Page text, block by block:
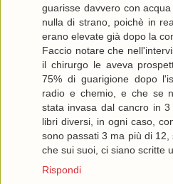
guarisse davvero con
nulla di strano, poichè in
erano elevate già dopo la
Faccio notare che
il chirurgo le aveva
75% di guarigione dopo
radio e chemio, e che se
stata invasa dal cancro in
libri diversi, in ogni caso,
sono passati 3 ma più di
che sui suoi, ci siano scritte
Rispondi